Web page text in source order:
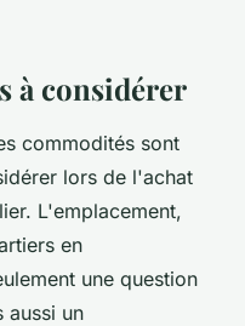
à considérer
commodités sont
lors de l'achat
L'emplacement,
en
une question
aussi un